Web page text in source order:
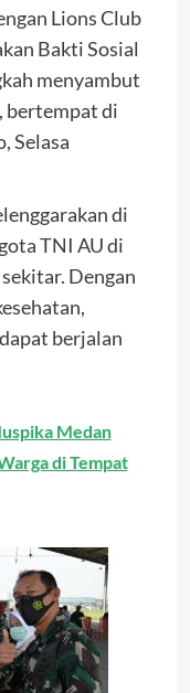
Lions Club
Bakti Sosial
menyambut
bertempat di
Selasa
di
TNI AU di
Dengan
berjalan
Medan
di Tempat